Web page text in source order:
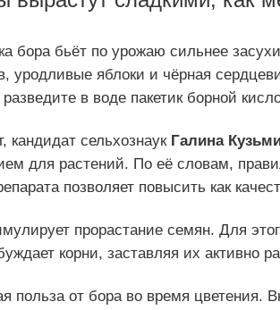
бора бьёт по урожаю сильнее
уродливые яблоки и чёрная
в воде пакетик борной
кандидат сельхознаук Галина
для растений. По её словам,
позволяет повысить как
прорастание семян. Для
корни, заставляя их активно
польза от бора во время цветения.